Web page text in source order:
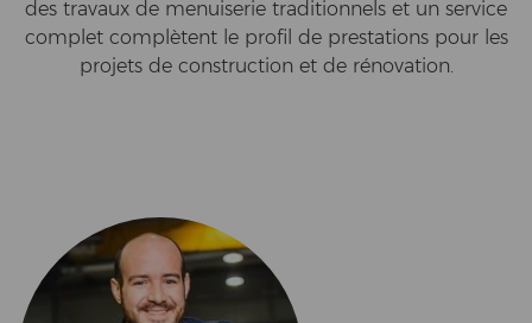
des trav­aux de me­nui­se­rie tra­di­ti­on­nels et un ser­vice
com­plet complètent le pro­fil de pre­sta­ti­ons pour les
pro­jets de con­struc­tion et de rénovation.